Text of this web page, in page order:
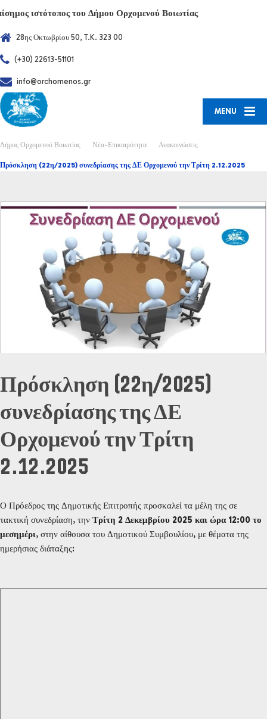
ιστότοπος του Δήμου Ορχομενού Βοιωτίας
28ης Οκτωβρίου 50, T.K. 323 00
(+30) 22613-51101
info@orchomenos.gr
MENU
Δήμος Ορχομενού Βοιωτίας Νέα-Επικαιρότητα Ανακοινώσεις
Πρόσκληση (22η/2025) συνεδρίασης της ΔΕ Ορχομενού την Τρίτη 2.12.2025
Πρόσκληση (22η/2025)
συνεδρίασης της ΔΕ
Ορχομενού την Τρίτη
2.12.2025
Ο Πρόεδρος της Δημοτικής Επιτροπής προσκαλεί τα μέλη της σε
τακτική συνεδρίαση, την Τρίτη 2 Δεκεμβρίου 2025 και ώρα 12:00 το
μεσημέρι, στην αίθουσα του Δημοτικού Συμβουλίου, με θέματα της
ημερήσιας διάταξης: